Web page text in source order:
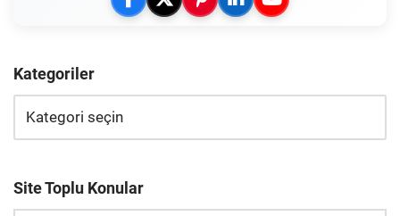
Kategoriler
Site Toplu Konular